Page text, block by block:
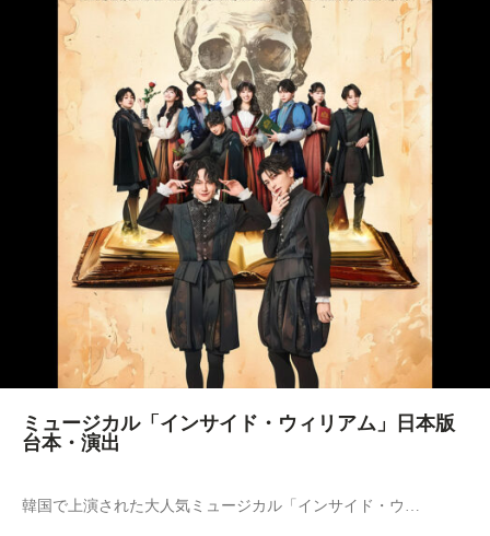
ミュージカル「インサイド・ウィリアム」日本版
台本・演出
韓国で上演された大人気ミュージカル「インサイド・ウ…